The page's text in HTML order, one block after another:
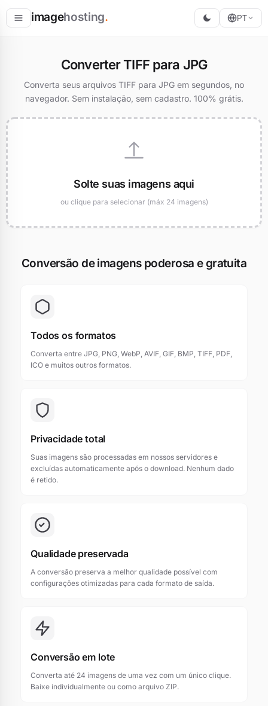
imagehosting.
Redimensionar
PT
Converter TIFF para JPG
Converta seus arquivos TIFF para JPG em segundos, no
navegador. Sem instalação, sem cadastro. 100% grátis.
Solte suas imagens aqui
ou clique para selecionar (máx 24 imagens)
Conversão de imagens poderosa e gratuita
Todos os formatos
Converta entre JPG, PNG, WebP, AVIF, GIF, BMP, TIFF, PDF,
ICO e muitos outros formatos.
Privacidade total
Suas imagens são processadas em nossos servidores e
excluídas automaticamente após o download. Nenhum dado
é retido.
Qualidade preservada
A conversão preserva a melhor qualidade possível com
configurações otimizadas para cada formato de saída.
Conversão em lote
Converta até 24 imagens de uma vez com um único clique.
Baixe individualmente ou como arquivo ZIP.